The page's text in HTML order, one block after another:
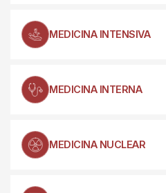
MEDICINA INTENSIVA
MEDICINA INTERNA
MEDICINA NUCLEAR